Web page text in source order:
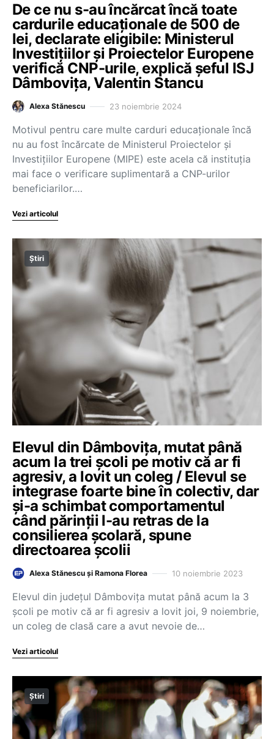
De ce nu s-au încărcat încă toate
cardurile educaționale de 500 de
lei, declarate eligibile: Ministerul
Investițiilor și Proiectelor Europene
verifică CNP-urile, explică șeful ISJ
Dâmbovița, Valentin Stancu
Alexa Stănescu 23 noiembrie 2024
Motivul pentru care multe carduri educaționale încă
nu au fost încărcate de Ministerul Proiectelor și
Investițiilor Europene (MIPE) este acela că instituția
mai face o verificare suplimentară a CNP-urilor
beneficiarilor.…
Vezi articolul
Știri
Elevul din Dâmbovița, mutat până
acum la trei școli pe motiv că ar fi
agresiv, a lovit un coleg / Elevul se
integrase foarte bine în colectiv, dar
și-a schimbat comportamentul
când părinții l-au retras de la
consilierea școlară, spune
directoarea școlii
Alexa Stănescu și Ramona Florea 10 noiembrie 2023
Elevul din județul Dâmbovița mutat până acum la 3
școli pe motiv că ar fi agresiv a lovit joi, 9 noiembrie,
un coleg de clasă care a avut nevoie de…
Vezi articolul
Știri